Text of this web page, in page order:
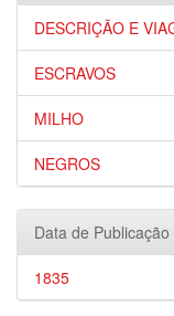
DESCRIÇÃO E
ESCRAVOS
MILHO
NEGROS
Data de Publicação
1835